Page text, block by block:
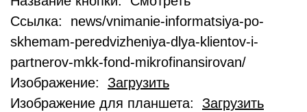
Ссылка: news/vnimanie-informatsiya-po-
skhemam-peredvizheniya-dlya-klientov-i-
partnerov-mkk-fond-mikrofinansirovan/
Изображение: Загрузить
Изображение для планшета: Загрузить